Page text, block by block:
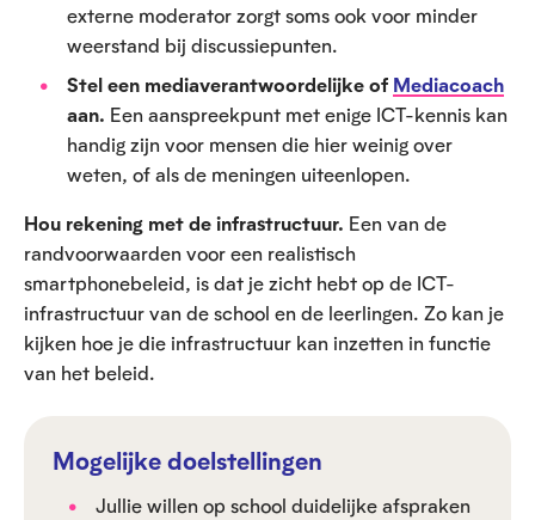
externe moderator zorgt soms ook voor minder
weerstand bij discussiepunten.
Stel een mediaverantwoordelijke of Mediacoach
aan. Een aanspreekpunt met enige ICT-kennis kan
handig zijn voor mensen die hier weinig over
weten, of als de meningen uiteenlopen.
Hou rekening met de infrastructuur. Een van de
randvoorwaarden voor een realistisch
smartphonebeleid, is dat je zicht hebt op de ICT-
infrastructuur van de school en de leerlingen. Zo kan je
kijken hoe je die infrastructuur kan inzetten in functie
van het beleid.
Mogelijke doelstellingen
Jullie willen op school duidelijke afspraken